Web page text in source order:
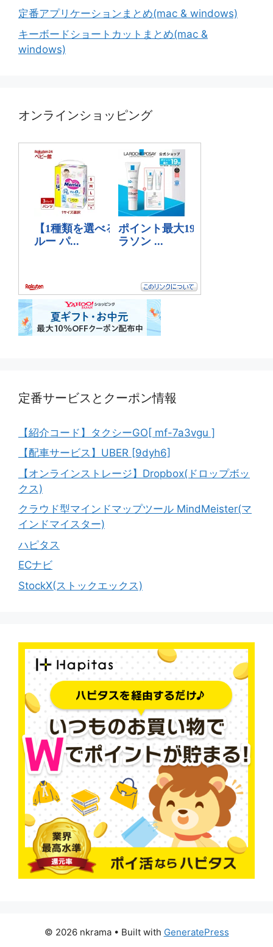
定番アプリケーションまとめ(mac & windows)
キーボードショートカットまとめ(mac &
windows)
オンラインショッピング
定番サービスとクーポン情報
【紹介コード】タクシーGO[ mf-7a3vgu ]
【配車サービス】UBER [9dyh6]
【オンラインストレージ】Dropbox(ドロップボッ
クス)
クラウド型マインドマップツール MindMeister(マ
インドマイスター)
ハピタス
ECナビ
StockX(ストックエックス)
© 2026 nkrama• Built with GeneratePress